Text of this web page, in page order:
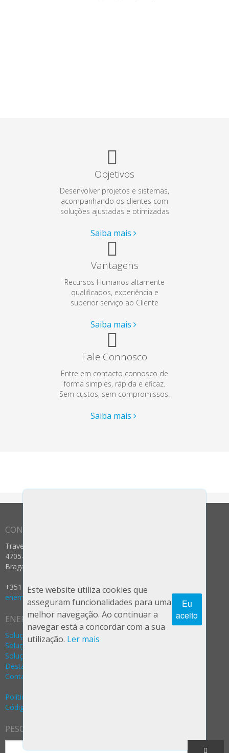
Objetivos
Desenvolver projetos e sistemas,
acompanhando os clientes com
soluções ajustadas e otimizadas
Saiba mais
Vantagens
Recursos Humanos altamente
qualificados, experiência e
superior serviço ao Cliente
Saiba mais
Fale Connosco
Entre em contacto connosco de
forma simples, rápida e eficaz.
Sem custos, sem compromissos.
Saiba mais
CONTACTOS
Travessa dos Prados nº 12
4705-025 Celeirós, Aveleda e Vimieiro
Braga - Portugal
+351 253 287 237 (Rede Fixa Nacional)
enermeter@enermeter.pt
ENERMETER
Soluções Água
Soluções Gás
Soluções Eletricidade
Destaques
Contactos
Política Privacidade e Segurança (RGPD)
Código de Ética e Conduta
PESQUISA
Este website utiliza cookies que
asseguram funcionalidades para uma
melhor navegação. Ao continuar a
navegar está a concordar com a sua
utilização. Ler mais
Eu
aceito